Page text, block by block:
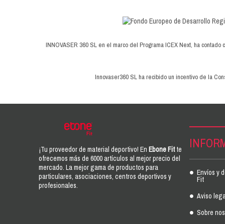
INNOVASER 360 SL en el marco del Programa ICEX Next, ha
Innovaser360 SL ha recibido un incentivo de la
¡Tu proveedor de material deportivo! En Ebone Fitte
ofrecemos más de 6000 artículos al mejor precio del
mercado. La mejor gama de productos para
particulares, asociaciones, centros deportivos y
profesionales.
Envíos y
Fit
Aviso
Sobre